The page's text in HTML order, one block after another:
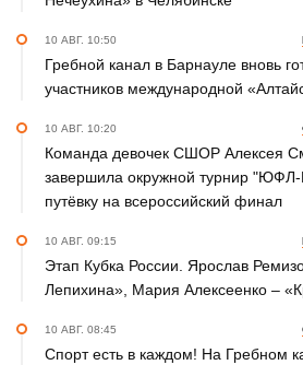
10 АВГ. 10:50
Гребной канал в Барнауле вновь
участников международной
10 АВГ. 10:20
Команда девочек СШОР Алексея
завершила окружной турнир "ЮФЛ-
путёвку на всероссийский финал
10 АВГ. 09:15
Этап Кубка России. Ярослав
Лепихина», Мария Алексеенко –
10 АВГ. 08:45
Спорт есть в каждом! На Гребном